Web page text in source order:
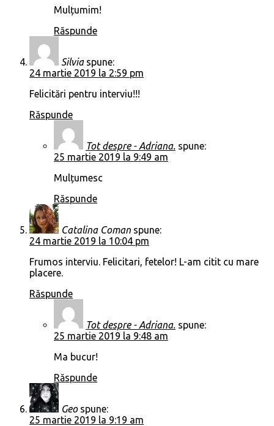
Mulțumim!
Răspunde
Silvia spune:
24 martie 2019 la 2:59 pm
Felicitări pentru interviu!!!
Răspunde
Tot despre - Adriana. spune:
25 martie 2019 la 9:49 am
Mulțumesc
Răspunde
Catalina Coman spune:
24 martie 2019 la 10:04 pm
Frumos interviu. Felicitari, fetelor! L-am citit cu mare
placere.
Răspunde
Tot despre - Adriana. spune:
25 martie 2019 la 9:48 am
Ma bucur!
Răspunde
Geo spune:
25 martie 2019 la 9:19 am